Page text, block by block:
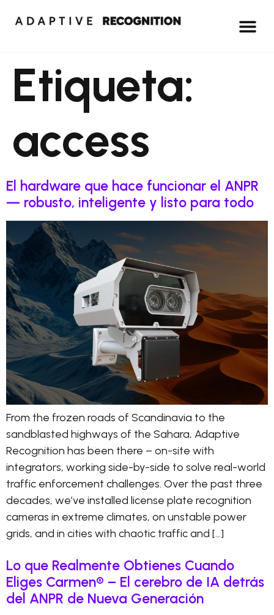
Etiqueta:
access
El hardware que hace funcionar el ANPR
— robusto, inteligente y listo para todo
From the frozen roads of Scandinavia to the
sandblasted highways of the Sahara, Adaptive
Recognition has been there – on-site with
integrators, working side-by-side to solve real-world
traffic enforcement challenges. Over the past three
decades, we’ve installed license plate recognition
cameras in extreme climates, on unstable power
grids, and in cities with chaotic traffic and […]
Lo que Realmente Obtienes Cuando
Eliges Carmen® – El cerebro de IA detrás
del ANPR de Nueva Generación